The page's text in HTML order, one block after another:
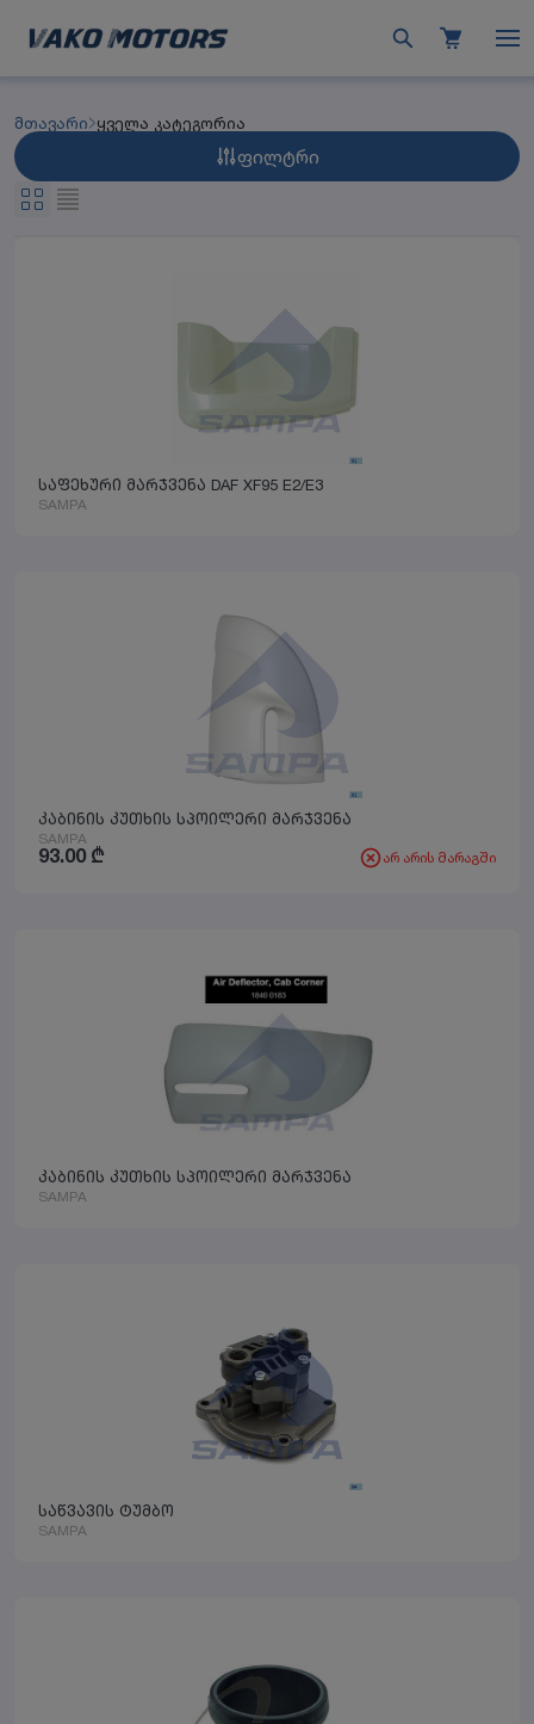
მთავარი ყველა კატეგორია
ფილტრი
საფეხური მარჯვენა DAF XF95 E2/E3
SAMPA
კაბინის კუთხის სპოილერი მარჯვენა
SAMPA
არ არის მარაგში
93.00 ₾
კაბინის კუთხის სპოილერი მარჯვენა
SAMPA
საწვავის ტუმბო
SAMPA